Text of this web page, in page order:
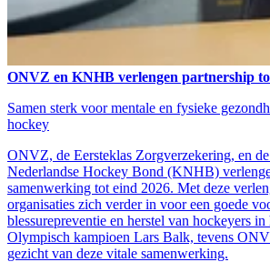
ONVZ en KNHB verlengen partnership
Samen sterk voor mentale en fysieke
hockey
ONVZ, de Eersteklas Zorgverzekering, en
Nederlandse Hockey Bond (KNHB)
samenwerking tot eind 2026. Met deze
organisaties zich verder in voor een goede
blessurepreventie en herstel van hockeyers
Olympisch kampioen Lars Balk, tevens
gezicht van deze vitale samenwerking.